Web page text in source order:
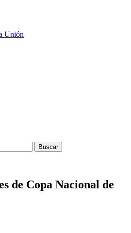
de Copa Nacional de